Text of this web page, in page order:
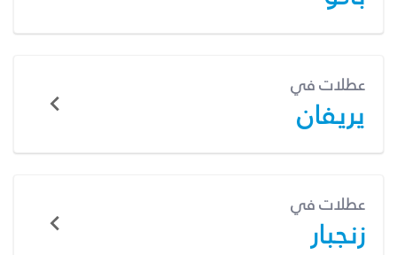
عطلات في
يريفان
عطلات في
زنجبار